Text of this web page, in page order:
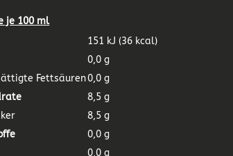
je 100 ml
151 kJ (36 kcal)
0,0 g
Fettsäuren0,0 g
8,5 g
8,5 g
0,0 g
0,0 g